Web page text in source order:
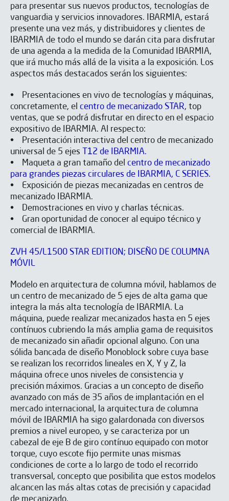
para presentar sus nuevos productos, tecnologías de
vanguardia y servicios innovadores. IBARMIA, estará
presente una vez más, y distribuidores y clientes de
IBARMIA de todo el mundo se darán cita para disfrutar
de una agenda a la medida de la Comunidad IBARMIA,
que irá mucho más allá de la visita a la exposición. Los
aspectos más destacados serán los siguientes:
• Presentaciones en vivo de tecnologías y máquinas,
concretamente, el centro de mecanizado STAR, top
ventas, que se podrá disfrutar en directo en el espacio
expositivo de IBARMIA. Al respecto:
• Presentación interactiva del centro de mecanizado
universal de 5 ejes
T12 de IBARMIA.
• Maqueta a gran tamaño del centro de mecanizado
para grandes piezas circulares de IBARMIA, C SERIES.
• Exposición de piezas mecanizadas en centros de
mecanizado IBARMIA.
• Demostraciones en vivo y charlas técnicas.
• Gran oportunidad de conocer al equipo técnico y
comercial de IBARMIA.
ZVH 45/L1500 STAR EDITION; DISEÑO DE COLUMNA
MÓVIL
Modelo en arquitectura de columna móvil, hablamos de
un centro de mecanizado de 5 ejes de alta gama que
integra la más alta tecnología de IBARMIA. La
máquina, puede realizar mecanizados hasta en 5 ejes
contínuos cubriendo la más amplia gama de requisitos
de mecanizado sin añadir opcional alguno. Con una
sólida bancada de diseño Monoblock sobre cuya base
se realizan los recorridos lineales en X, Y y Z, la
máquina ofrece unos niveles de consistencia y
precisión máximos. Gracias a un concepto de diseño
avanzado con más de 35 años de implantación en el
mercado internacional, la arquitectura de columna
móvil de IBARMIA ha sigo galardonada con diversos
premios a nivel europeo, y se caracteriza por un
cabezal de eje B de giro contínuo equipado con motor
torque, cuyo escote fijo permite unas mismas
condiciones de corte a lo largo de todo el recorrido
transversal, concepto que posibilita que estos modelos
alcancen las más altas cotas de precisión y capacidad
de mecanizado.